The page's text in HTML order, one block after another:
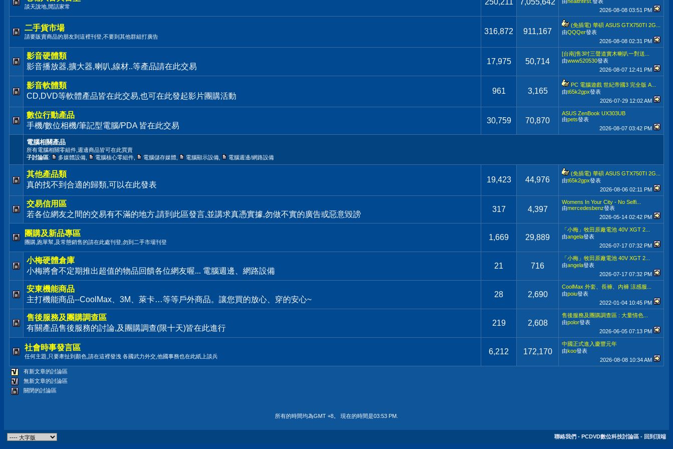
談天說地,閒話家常
250,211 7,055,642
2026-08-08 03:51 PM
二手貨市場
請要販賣商品的朋友到這裡刊登,不要到其他群組打廣告
316,872 911,167
(免插電) 華碩 ASUS GTX750TI 2G...
由QQQer發表
2026-08-08 02:31 PM
影音硬體類
影音播放器,擴大器,喇叭,線材..等產品請在此交易
17,975 50,714
[台南]售3吋三聲道實木喇叭一對送...
由www520530發表
2026-08-07 12:41 PM
影音軟體類
CD,DVD等軟體產品皆在此交易,也可在此發起影片團購活動
961 3,165
PC 電腦遊戲 世紀帝國3 完全版 A...
由t65k2gpx發表
2026-07-29 12:02 AM
數位行動產品
手機/數位相機/筆記型電腦/PDA 皆在此交易
30,759 70,870
ASUS ZenBook UX303UB
由pets發表
2026-08-07 03:42 PM
電腦相關產品
所有電腦相關零組件,週邊商品皆可在此買賣
子討論區: 多媒體設備 電腦核心零組件 電腦儲存媒體 電腦顯示設備 電腦週邊/網路設備
其他產品類
真的找不到合適的歸類,可以在此發表
19,423 44,976
(免插電) 華碩 ASUS GTX750TI 2G...
由t65k2gpx發表
2026-08-06 02:11 PM
交易信用區
若各位網友之間的交易有不滿的地方,請到此區發言,並講求真憑實據,勿做不實的廣告或惡意毀謗
317 4,397
Womens In Your City - No Selfi...
由mercedesbenz發表
2026-05-14 02:42 PM
團購及新品專區
團購,跑單幫,及常態銷售的請在此處刊登,勿到二手市場刊登
1,669 29,889
「小梅」牧田原廠電池 40V XGT 2...
由angela發表
2026-07-17 07:32 PM
小梅硬體倉庫
小梅將會不定期推出超值的物品回饋各位網友喔... 電腦週邊、網路設備
21 716
「小梅」牧田原廠電池 40V XGT 2...
由angela發表
2026-07-17 07:32 PM
安東機能商品
主打機能商品--CoolMax、3M、萊卡…等等戶外商品。讓您買的放心、穿的安心~
28 2,690
CoolMax 外套、長褲、內褲 涼感服...
由poiu發表
2022-01-04 10:45 PM
售後服務及團購調查區
有關產品售後服務的討論,及團購調查(限十天)皆在此進行
219 2,608
售後服務及團購調查區 : 大量情色...
由polor發表
2026-06-05 07:13 PM
社會時事發言區
任何主題,只要牽扯到顏色,請在這裡發洩 各國武力外交,他國事務也在此紙上談兵
6,212 172,170
中國正式進入慶豐元年
由koo發表
2026-08-08 10:34 AM
有新文章的討論區
無新文章的討論區
關閉的討論區
所有的時間均為GMT +8。 現在的時間是03:53 PM
聯絡我們 - PCDVD數位科技討論區 - 回到頂端